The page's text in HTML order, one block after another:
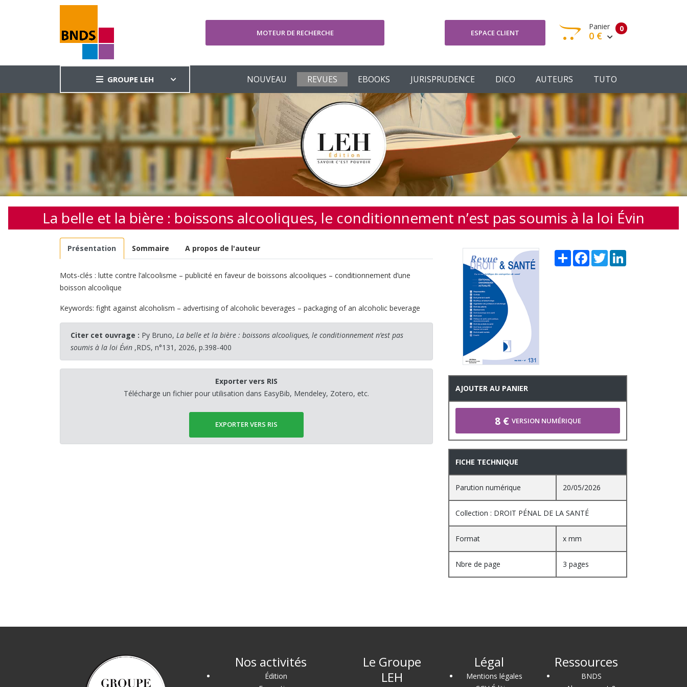
MOTEUR DE RECHERCHE ESPACE CLIENT 0
Panier
0 €
Votre panier est vide
Votre Panier Commander
GROUPE LEH NOUVEAU REVUES EBOOKS JURISPRUDENCE DICO AUTEURS TUTO
La belle et la bière : boissons alcooliques, le conditionnement n’est pas soumis à la loi Évin
Présentation Sommaire A propos de l'auteur
Mots-clés : lutte contre l’alcoolisme – publicité en faveur de boissons alcooliques – conditionnement d’une
boisson alcoolique
Keywords: fight against alcoholism – advertising of alcoholic beverages – packaging of an alcoholic beverage
Citer cet ouvrage : Py Bruno, La belle et la bière : boissons alcooliques, le conditionnement n’est pas
soumis à la loi Évin ,RDS, n°131, 2026, p.398-400
Exporter vers RIS
Télécharge un fichier pour utilisation dans EasyBib, Mendeley, Zotero, etc.
EXPORTER VERS RIS
Share FacebookTwitter
AJOUTER AU PANIER
8 € VERSION NUMÉRIQUE
FICHE TECHNIQUE
Parution numérique 20/05/2026
Collection : DROIT PÉNAL DE LA SANTÉ
Format x mm
Nbre de page 3 pages
Nos activités
Édition
Le Groupe
LEH
Légal
Mentions légales
Ressources
BNDS